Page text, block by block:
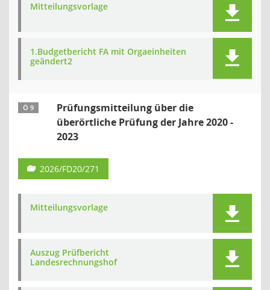
Mitteilungsvorlage
1.Budgetbericht FA mit Orgaeinheiten
geändert2
Ö 9
Prüfungsmitteilung über die
überörtliche Prüfung der Jahre 2020 -
2023
2026/FD20/271
Mitteilungsvorlage
Auszug Prüfbericht
Landesrechnungshof